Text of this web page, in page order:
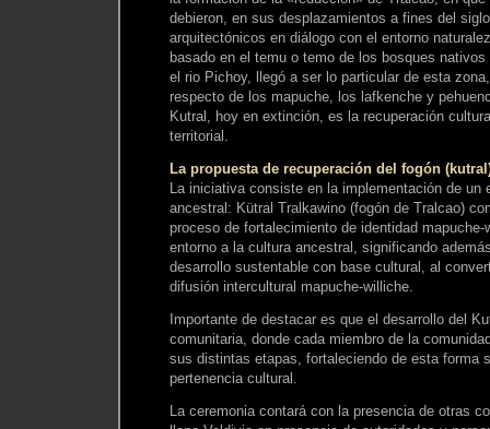
debieron, en sus desplazamientos a fines del
arquitectónicos en diálogo con el entorno
basado en el temu o temo de los bosques
el rio Pichoy, llegó a ser lo particular de esta
respecto de los mapuche, los lafkenche y
Kutral, hoy en extinción, es la recuperación
territorial.
La propuesta de recuperación del fogón
La iniciativa consiste en la implementación de un
ancestral: Kütral Tralkawino (fogón de Tralcao)
proceso de fortalecimiento de identidad
entorno a la cultura ancestral, significando
desarrollo sustentable con base cultural, al
difusión intercultural mapuche-williche.
Importante de destacar es que el desarrollo del
comunitaria, donde cada miembro de la
sus distintas etapas, fortaleciendo de esta forma
pertenencia cultural.
La ceremonia contará con la presencia de otras